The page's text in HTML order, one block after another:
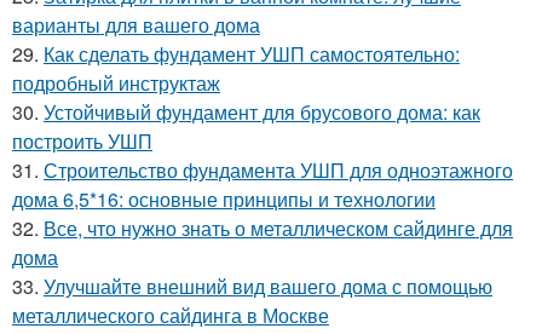
варианты для вашего дома
29. Как сделать фундамент УШП самостоятельно:
подробный инструктаж
30. Устойчивый фундамент для брусового дома: как
построить УШП
31. Строительство фундамента УШП для одноэтажного
дома 6,5*16: основные принципы и технологии
32. Все, что нужно знать о металлическом сайдинге для
дома
33. Улучшайте внешний вид вашего дома с помощью
металлического сайдинга в Москве